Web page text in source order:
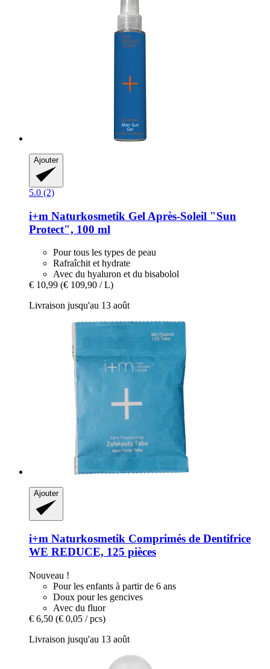
Ajouter
5.0 (2)
i+m Naturkosmetik Gel Après-​Soleil "Sun
Protect", 100 ml
Pour tous les types de peau
Rafraîchit et hydrate
Avec du hyaluron et du bisabolol
€ 10,99 (€ 109,90 / L)
Livraison jusqu'au 13 août
Ajouter
i+m Naturkosmetik Comprimés de Dentifrice
WE REDUCE, 125 pièces
Nouveau !
Pour les enfants à partir de 6 ans
Doux pour les gencives
Avec du fluor
€ 6,50 (€ 0,05 / pcs)
Livraison jusqu'au 13 août